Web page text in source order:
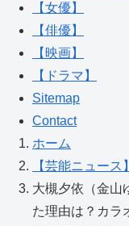
【女優】
【俳優】
【映画】
【ドラマ】
Sitemap
Contact
ホーム
【芸能ニュース】
大槻夕依（金山
た理由は？カラ